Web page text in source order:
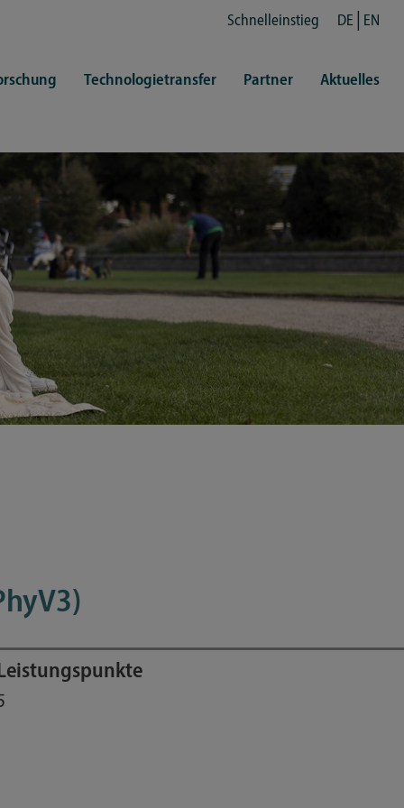
Schnelleinstieg DE EN
Kultur
Technologietransfer Partner Aktuelles
Leistungspunkte